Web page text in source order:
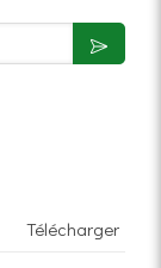
Télécharger